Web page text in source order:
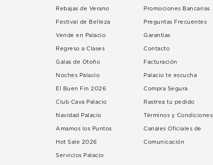
Rebajas de Verano
Festival de Belleza
Vende en Palacio
Regreso a Clases
Galas de Otoño
Noches Palacio
El Buen Fin 2026
Club Cava Palacio
Navidad Palacio
Amamos los Puntos
Hot Sale 2026
Servicios Palacio
Promociones Bancarias
Preguntas Frecuentes
Garantías
Contacto
Facturación
Palacio te escucha
Compra Segura
Rastrea tu pedido
Términos y Condiciones
Canales Oficiales de
Comunicación